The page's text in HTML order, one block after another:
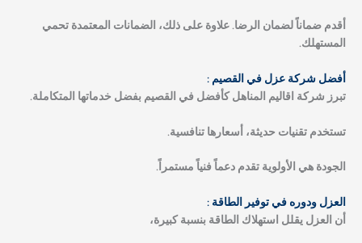
أقدم ضماناً لضمان الرضا. علاوة على ذلك، الضمانات المعتمدة تحمي
المستهلك.
أفضل شركة عزل في القصيم :
تبرز شركة اقاليم المناهل كأفضل في القصيم بفضل خدماتها المتكاملة.
تستخدم تقنيات حديثة، أسعارها تنافسية.
الجودة هي الأولوية تقدم دعماً فنياً مستمراً.
العزل ودوره في توفير الطاقة :
أن العزل يقلل استهلاك الطاقة بنسبة كبيرة،